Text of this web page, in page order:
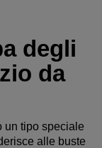
degli
da
un tipo speciale
alle buste